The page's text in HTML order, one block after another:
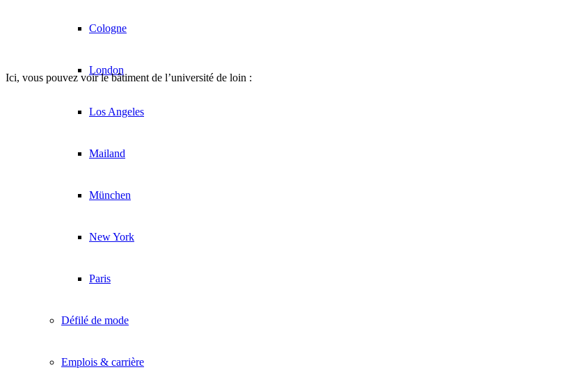
Cologne
London
Los Angeles
Mailand
München
New York
Paris
Défilé de mode
Emplois & carrière
Ici, vous pouvez voir le bâtiment de l’université de loin :